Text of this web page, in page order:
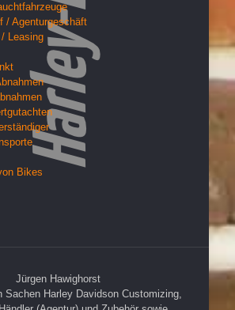
/ Agenturgeschäft
Leasing
Bikes
Jürgen Hawighorst
Sachen Harley Davidson Customizing,